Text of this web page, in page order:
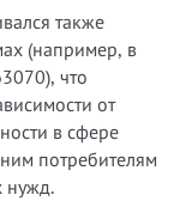
также
(например, в
что
от
в сфере
потребителям
нужд.